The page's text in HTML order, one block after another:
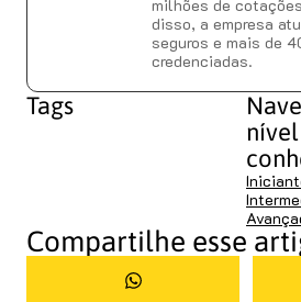
milhões de
disso, a empresa
seguros e mais de
credenciadas.
Tags
Compartilhe esse